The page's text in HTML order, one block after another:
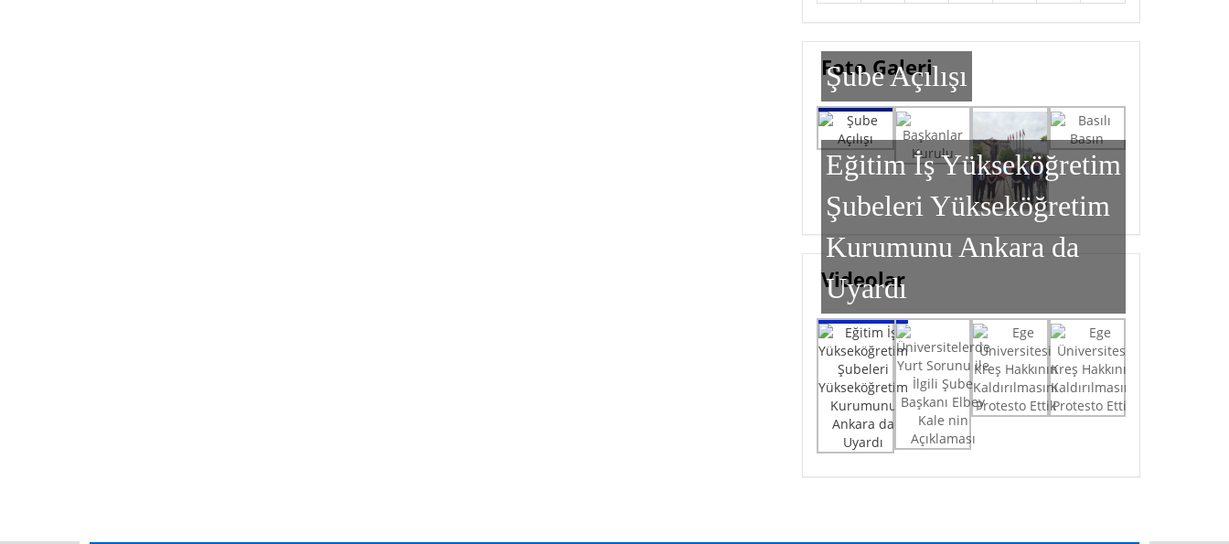
Foto Galeri
Şube Açılışı
Başkanlar Kurulu
Basılı Basın
Şube Açılışı
Videolar
Eğitim İş Yükseköğretim Şubeleri
Yükseköğretim Kurumunu Ankara da Uyardı
Üniversitelerde Yurt Sorunu ile İlgili Şube
Başkanı Elbey Kale nin Açıklaması
Ege Üniversitesi Kreş Hakkının Kaldırılmasını
Protesto Ettik
Ege Üniversitesi Kreş Hakkının Kaldırılmasını
Protesto Ettik
Eğitim İş Yükseköğretim
Şubeleri Yükseköğretim
Kurumunu Ankara da
Uyardı